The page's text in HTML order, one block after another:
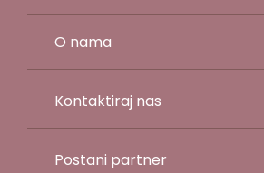
O nama
Kontaktiraj nas
Postani partner